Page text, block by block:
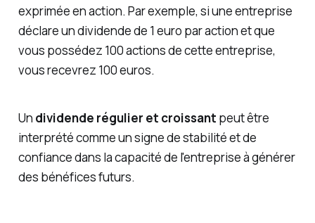
exprimée en action. Par exemple, si une entreprise
déclare un dividende de 1 euro par action et que
vous possédez 100 actions de cette entreprise,
vous recevrez 100 euros.
Un dividende régulier et croissant peut être
interprété comme un signe de stabilité et de
confiance dans la capacité de l'entreprise à générer
des bénéfices futurs.